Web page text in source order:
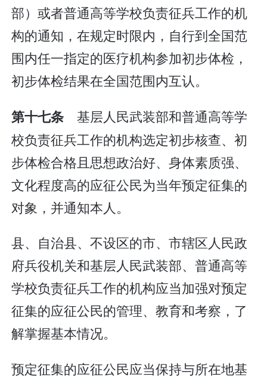
部）或者普通高等学校负责征兵工作的机
构的通知，在规定时限内，自行到全国范
围内任一指定的医疗机构参加初步体检，
初步体检结果在全国范围内互认。
第十七条 基层人民武装部和普通高等学
校负责征兵工作的机构选定初步核查、初
步体检合格且思想政治好、身体素质强、
文化程度高的应征公民为当年预定征集的
对象，并通知本人。
县、自治县、不设区的市、市辖区人民政
府兵役机关和基层人民武装部、普通高等
学校负责征兵工作的机构应当加强对预定
征集的应征公民的管理、教育和考察，了
解掌握基本情况。
预定征集的应征公民应当保持与所在地基